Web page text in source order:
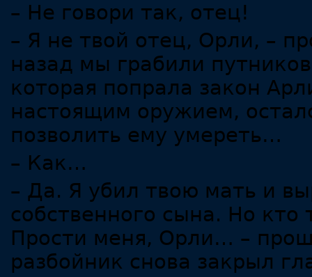
– Не говори так, отец!
– Я не твой отец, Орли, –
назад мы грабили
которая попрала закон
настоящим оружием,
позволить ему умереть…
– Как…
– Да. Я убил твою мать и
собственного сына. Но
Прости меня, Орли… –
разбойник снова закрыл